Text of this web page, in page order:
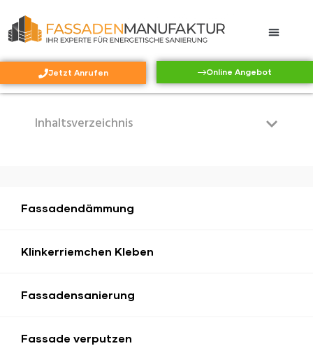
Jetzt Anrufen Online Angebot
Inhaltsverzeichnis
Fassadendämmung
Klinkerriemchen Kleben
Fassadensanierung
Fassade verputzen